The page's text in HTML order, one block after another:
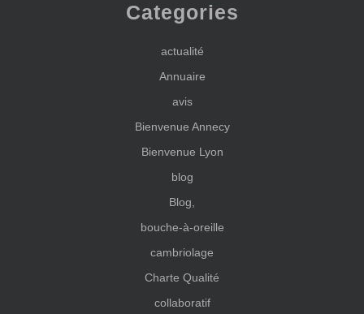
Categories
actualité
Annuaire
avis
Bienvenue Annecy
Bienvenue Lyon
blog
Blog,
bouche-à-oreille
cambriolage
Charte Qualité
collaboratif